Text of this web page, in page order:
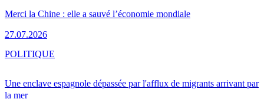
Merci la Chine : elle a sauvé l’économie mondiale
27.07.2026
Une enclave espagnole dépassée par l'afflux de migrants arrivant par
la mer
POLITIQUE